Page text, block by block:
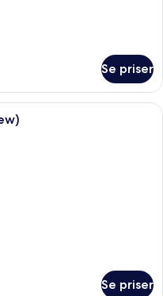
Se priser
hotelværelse med seng,
Se priser